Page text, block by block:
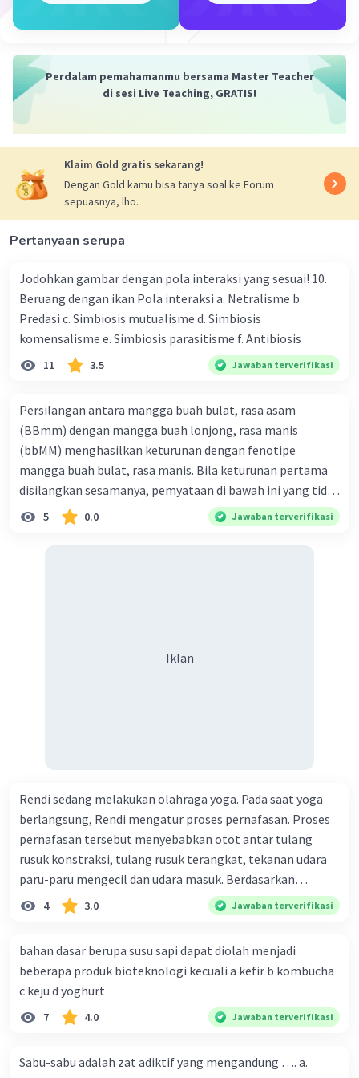
Iklan
F1/F2 MK. MK
mk. MmKk. MmKk. hasil: MmKk
Perdalam pemahamanmu bersama Master Teacher
di sesi Live Teaching, GRATIS!
Klaim Gold gratis sekarang!
Dengan Gold kamu bisa tanya soal ke Forum
sepuasnya, lho.
Pertanyaan serupa
Jodohkan gambar dengan pola interaksi yang sesuai! 10.
Beruang dengan ikan Pola interaksi a. Netralisme b.
Predasi c. Simbiosis mutualisme d. Simbiosis
komensalisme e. Simbiosis parasitisme f. Antibiosis
11 3.5 Jawaban terverifikasi
Persilangan antara mangga buah bulat, rasa asam
(BBmm) dengan mangga buah lonjong, rasa manis
(bbMM) menghasilkan keturunan dengan fenotipe
mangga buah bulat, rasa manis. Bila keturunan pertama
disilangkan sesamanya, pemyataan di bawah ini yang tidak
benar mengenai keturunan yang dihasilkan dari
5 0.0 Jawaban terverifikasi
Iklan
Rendi sedang melakukan olahraga yoga. Pada saat yoga
berlangsung, Rendi mengatur proses pernafasan. Proses
pernafasan tersebut menyebabkan otot antar tulang
rusuk konstraksi, tulang rusuk terangkat, tekanan udara
paru-paru mengecil dan udara masuk. Berdasarkan
informasi tersebut, dapat disimpulkan bahwa Rendi
sedang melakukan proses pernafasan....
4 3.0 Jawaban terverifikasi
bahan dasar berupa susu sapi dapat diolah menjadi
beberapa produk bioteknologi kecuali a kefir b kombucha
c keju d yoghurt
7 4.0 Jawaban terverifikasi
Sabu-sabu adalah zat adiktif yang mengandung …. a.